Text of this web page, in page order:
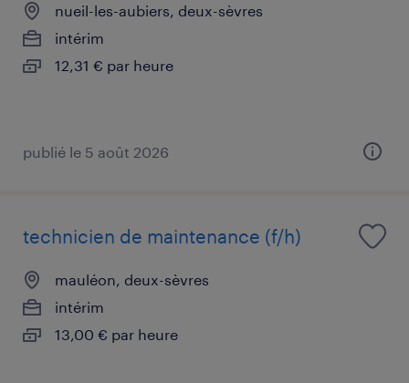
nueil-les-aubiers, deux-sèvres
intérim
12,31 € par heure
publié le 5 août 2026
technicien de maintenance (f/h)
mauléon, deux-sèvres
intérim
13,00 € par heure